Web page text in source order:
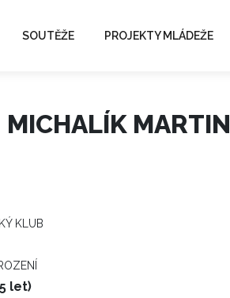
SOUTĚŽE PROJEKTY MLÁDEŽE
MICHALÍK MARTIN
KLUB
let)